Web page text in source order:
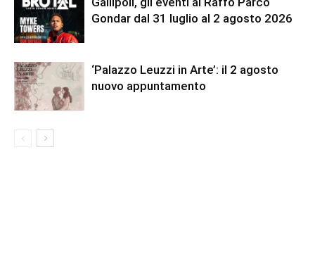
Gondar dal 31 luglio al 2 agosto 2026
‘Palazzo Leuzzi in Arte’: il 2 agosto
nuovo appuntamento